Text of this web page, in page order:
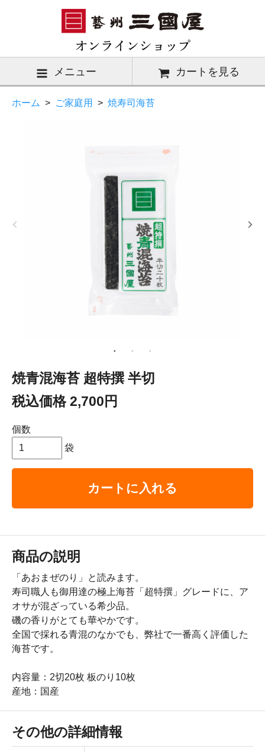
メニュー カートを見る
ホーム > ご家庭用 > 焼寿司海苔
焼青混海苔 超特撰 半切
税込価格 2,700円
個数
袋
カートに入れる
商品の説明
「あおまぜのり」と読みます。
寿司職人も御用達の極上海苔「超特撰」グレードに、ア
オサが混ざっている希少品。
磯の香りがとても華やかです。
全国で採れる青混のなかでも、弊社で一番高く評価した
海苔です。
内容量：2切20枚 板のり10枚
産地：国産
その他の詳細情報